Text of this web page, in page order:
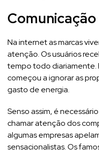
Na internet as marcas
atenção. Os usuários
tempo todo diariamente.
começou a ignorar as
gasto de energia.
Senso assim, é
chamar atenção dos
algumas empresas
sensacionalistas. Os